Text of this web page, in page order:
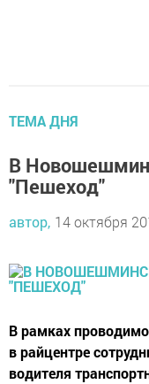
ТЕМА ДНЯ
В
"Пешеход"
автор, 14 октября
В рамках
в райцентре
водителя